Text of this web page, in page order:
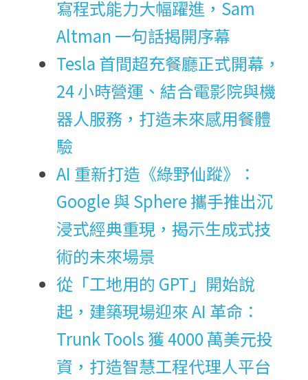
寫程式能力大幅躍進，Sam
Altman 一句話揭開序幕
Tesla 首間超充餐廳正式開幕，
24 小時營運、結合電影院與機
器人服務，打造未來感用餐體
驗
AI 重新打造《綠野仙蹤》：
Google 與 Sphere 攜手推出沉
浸式經典重現，揭示生成式技
術的未來場景
從「工地用的 GPT」開始說
起，建築現場迎來 AI 革命：
Trunk Tools 獲 4000 萬美元投
資，打造智慧工程代理人平台